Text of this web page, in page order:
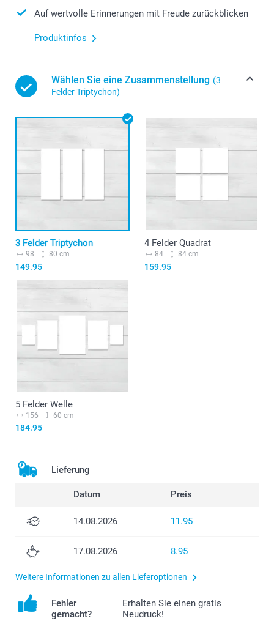
Auf wertvolle Erinnerungen mit Freude zurückblicken
Produktinfos
Wählen Sie eine Zusammenstellung (3
Felder Triptychon)
3 Felder Triptychon
98 80 cm
149.95
4 Felder Quadrat
84 84 cm
159.95
5 Felder Welle
156 60 cm
184.95
Lieferung
Datum Preis
14.08.2026 11.95
17.08.2026 8.95
Weitere Informationen zu allen Lieferoptionen
Fehler
gemacht?
Erhalten Sie einen gratis
Neudruck!